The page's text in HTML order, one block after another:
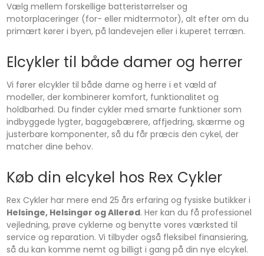
Vælg mellem forskellige batteristørrelser og
motorplaceringer (for- eller midtermotor), alt efter om du
primært kører i byen, på landevejen eller i kuperet terræn.
Elcykler til både damer og herrer
Vi fører elcykler til både dame og herre i et væld af
modeller, der kombinerer komfort, funktionalitet og
holdbarhed. Du finder cykler med smarte funktioner som
indbyggede lygter, bagagebærere, affjedring, skærme og
justerbare komponenter, så du får præcis den cykel, der
matcher dine behov.
Køb din elcykel hos Rex Cykler
Rex Cykler har mere end 25 års erfaring og fysiske butikker i
Helsinge, Helsingør og Allerød. Her kan du få professionel
vejledning, prøve cyklerne og benytte vores værksted til
service og reparation. Vi tilbyder også fleksibel finansiering,
så du kan komme nemt og billigt i gang på din nye elcykel.